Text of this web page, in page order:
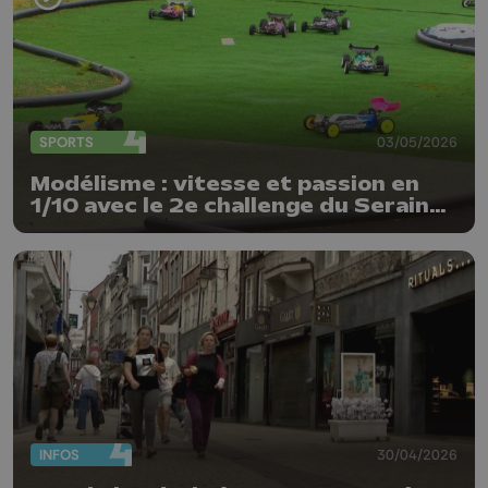
SPORTS 03/05/2026
Modélisme : vitesse et passion en
1/10 avec le 2e challenge du Seraing
Buggy Club
INFOS 30/04/2026